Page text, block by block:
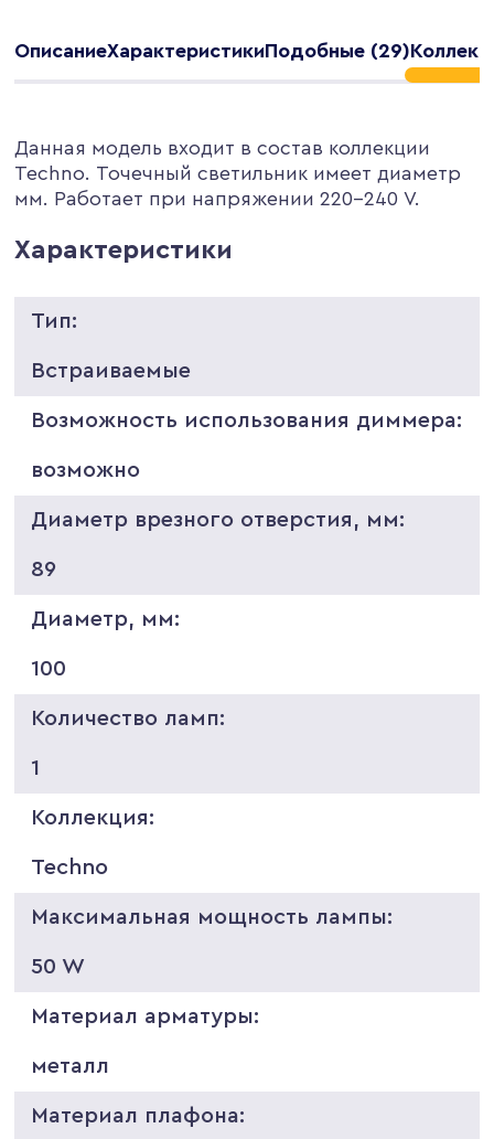
ОписаниеХарактеристикиПодобные (29)
Данная модель входит в состав коллекции
Techno. Точечный светильник имеет диаметр
мм. Работает при напряжении 220-240 V.
Характеристики
Тип:
Встраиваемые
Возможность использования диммера:
возможно
Диаметр врезного отверстия, мм:
89
Диаметр, мм:
100
Количество ламп:
1
Коллекция:
Techno
Максимальная мощность лампы:
50 W
Материал арматуры:
металл
Материал плафона: